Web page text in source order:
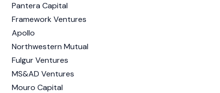
Pantera Capital
Framework Ventures
Apollo
Northwestern Mutual
Fulgur Ventures
MS&AD Ventures
Mouro Capital